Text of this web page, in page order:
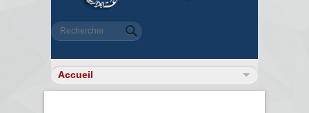
Formulaire de recherche
Rechercher